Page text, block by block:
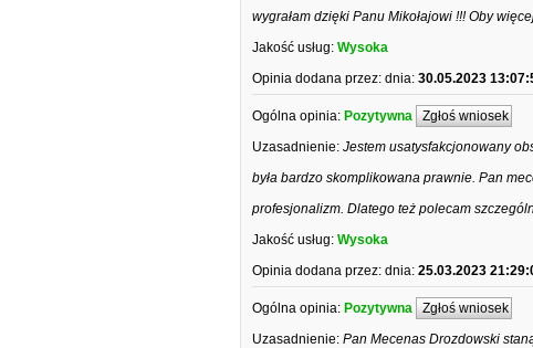
wygrałam dzięki Panu Mikołajowi !!! Oby
Jakość usług: Wysoka
Opinia dodana przez: dnia: 30.05.2023
Ogólna opinia: Pozytywna Zgłoś wniosek
Uzasadnienie: Jestem usatysfakcjonowany
była bardzo skomplikowana prawnie. Pan
profesjonalizm. Dlatego też polecam
Jakość usług: Wysoka
Opinia dodana przez: dnia: 25.03.2023
Ogólna opinia: Pozytywna Zgłoś wniosek
Uzasadnienie: Pan Mecenas Drozdowski